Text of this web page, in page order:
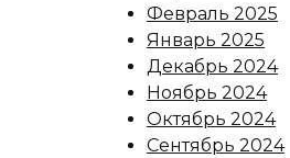
Февраль 2025
Январь 2025
Декабрь 2024
Ноябрь 2024
Октябрь 2024
Сентябрь 2024